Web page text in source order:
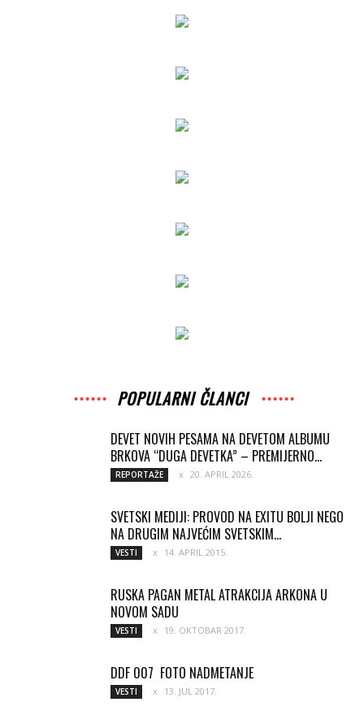
POPULARNI ČLANCI
DEVET NOVIH PESAMA NA DEVETOM ALBUMU
BRKOVA “DUGA DEVETKA” – PREMIJERNO...
REPORTAŽE 20. APRIL 2026.
SVETSKI MEDIJI: PROVOD NA EXITU BOLJI NEGO
NA DRUGIM NAJVEĆIM SVETSKIM...
VESTI 14. APRIL 2015.
RUSKA PAGAN METAL ATRAKCIJA ARKONA U
NOVOM SADU
VESTI 19. OKTOBAR 2017.
DDF 007 FOTO NADMETANJE
VESTI 13. JUL 2017.